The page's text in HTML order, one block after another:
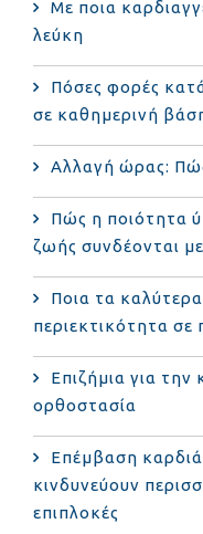
Με ποια
λεύκη
Πόσες φορές
σε καθημερινή
Αλλαγή ώρας: Πώς
Πώς η ποιότητα
ζωής συνδέονται
Ποια τα
περιεκτικότητα σε
Επιζήμια για
ορθοστασία
Επέμβαση
κινδυνεύουν
επιπλοκές